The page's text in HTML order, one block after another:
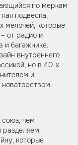
по меркам
подвеска,
мелочей, которые
от радио и
и багажнике.
внутреннего
но в 40-х
и
союз, чем
разделяем
которые